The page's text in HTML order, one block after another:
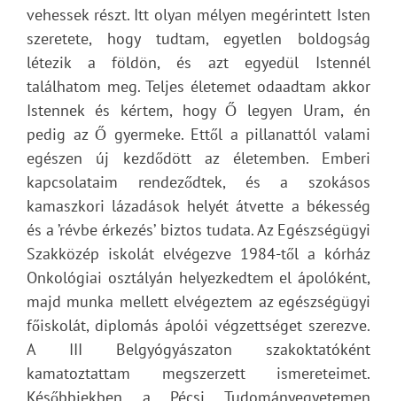
vehessek részt. Itt olyan mélyen megérintett Isten
szeretete, hogy tudtam, egyetlen boldogság
létezik a földön, és azt egyedül Istennél
találhatom meg. Teljes életemet odaadtam akkor
Istennek és kértem, hogy Ő legyen Uram, én
pedig az Ő gyermeke. Ettől a pillanattól valami
egészen új kezdődött az életemben. Emberi
kapcsolataim rendeződtek, és a szokásos
kamaszkori lázadások helyét átvette a békesség
és a ’révbe érkezés’ biztos tudata. Az Egészségügyi
Szakközép iskolát elvégezve 1984-től a kórház
Onkológiai osztályán helyezkedtem el ápolóként,
majd munka mellett elvégeztem az egészségügyi
főiskolát, diplomás ápolói végzettséget szerezve.
A III Belgyógyászaton szakoktatóként
kamatoztattam megszerzett ismereteimet.